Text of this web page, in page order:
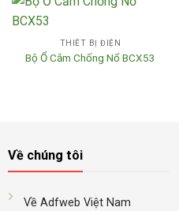
THIẾT BỊ ĐIỆN
Bộ Ổ Cắm Chống Nổ BCX53
Về chúng tôi
Về Adfweb Việt Nam